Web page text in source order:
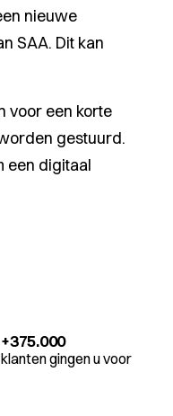
nieuwe
SAA. Dit kan
voor een korte
gestuurd.
een digitaal
+375.000
klanten gingen u voor